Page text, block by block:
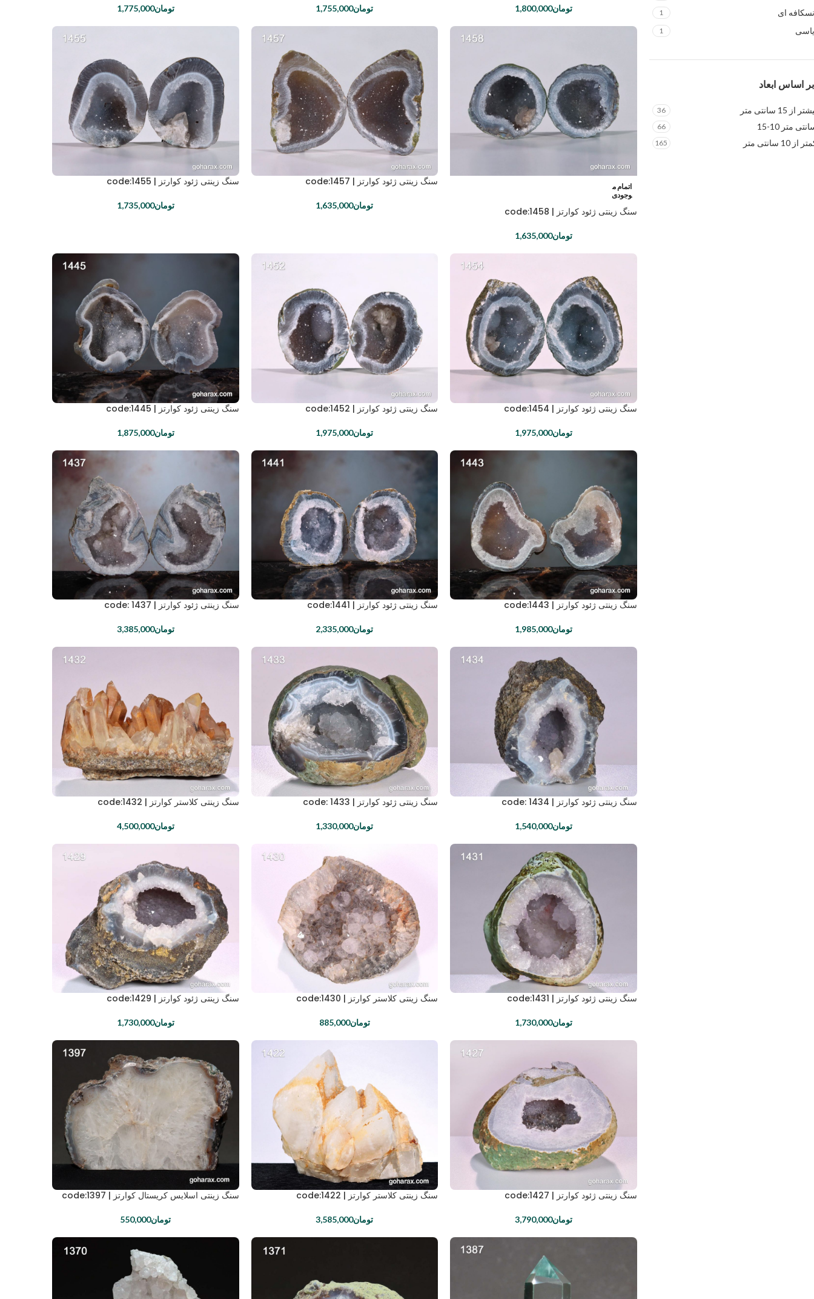
نسکافه ای 1
یاسی 1
اساس ابعاد
سانتی متر 36
متر 10-15 66
سانتی متر 165
تومان1,800,000 تومان1,755,000 تومان1,775,000
اتمام م
وجودی
سنگ زینتی ژئود کوارتز | code:1458
تومان1,635,000
سنگ زینتی ژئود کوارتز | code:1457
تومان1,635,000
سنگ زینتی ژئود کوارتز | code:1455
تومان1,735,000
سنگ زینتی ژئود کوارتز | code:1454
تومان1,975,000
سنگ زینتی ژئود کوارتز | code:1452
تومان1,975,000
سنگ زینتی ژئود کوارتز | code:1445
تومان1,875,000
سنگ زینتی ژئود کوارتز | code:1443
تومان1,985,000
سنگ زینتی ژئود کوارتز | code:1441
تومان2,335,000
سنگ زینتی ژئود کوارتز | code: 1437
تومان3,385,000
سنگ زینتی ژئود کوارتز | code: 1434
تومان1,540,000
سنگ زینتی ژئود کوارتز | code: 1433
تومان1,330,000
سنگ زینتی کلاستر کوارتز | code:1432
تومان4,500,000
سنگ زینتی ژئود کوارتز | code:1431
تومان1,730,000
سنگ زینتی کلاستر کوارتز | code:1430
تومان885,000
سنگ زینتی ژئود کوارتز | code:1429
تومان1,730,000
سنگ زینتی ژئود کوارتز | code:1427
تومان3,790,000
سنگ زینتی کلاستر کوارتز | code:1422
تومان3,585,000
سنگ زینتی اسلایس کریستال کوارتز | code:1397
تومان550,000